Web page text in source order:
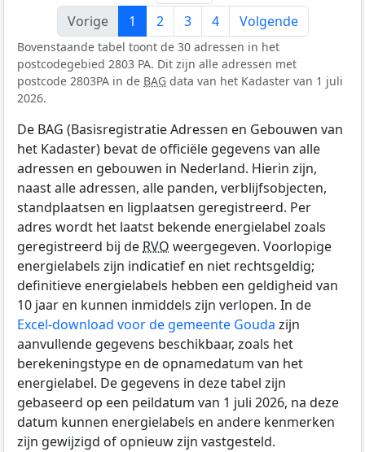
Vorige
1 2 3 4 Volgende
Bovenstaande tabel toont de 30 adressen in het
postcodegebied 2803 PA. Dit zijn alle adressen met
postcode 2803PA in de BAG data van het Kadaster van 1 juli
2026.
De BAG (Basisregistratie Adressen en Gebouwen van
het Kadaster) bevat de officiële gegevens van alle
adressen en gebouwen in Nederland. Hierin zijn,
naast alle adressen, alle panden, verblijfsobjecten,
standplaatsen en ligplaatsen geregistreerd. Per
adres wordt het laatst bekende energielabel zoals
geregistreerd bij de RVO weergegeven. Voorlopige
energielabels zijn indicatief en niet rechtsgeldig;
definitieve energielabels hebben een geldigheid van
10 jaar en kunnen inmiddels zijn verlopen. In de
Excel-download voor de gemeente Gouda zijn
aanvullende gegevens beschikbaar, zoals het
berekeningstype en de opnamedatum van het
energielabel. De gegevens in deze tabel zijn
gebaseerd op een peildatum van 1 juli 2026, na deze
datum kunnen energielabels en andere kenmerken
zijn gewijzigd of opnieuw zijn vastgesteld.